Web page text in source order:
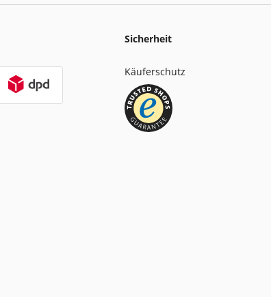
Sicherheit
Käuferschutz